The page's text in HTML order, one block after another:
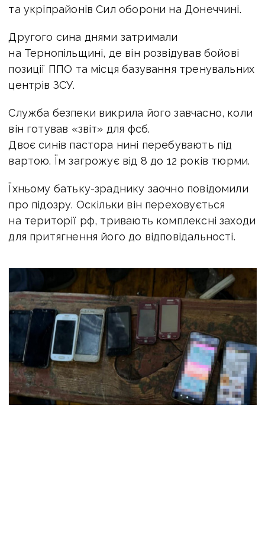
та укріпрайонів Сил оборони на Донеччині.
Другого сина днями затримали
на Тернопільщині, де він розвідував бойові
позиції ППО та місця базування тренувальних
центрів ЗСУ.
Служба безпеки викрила його завчасно, коли
він готував «звіт» для фсб.
Двоє синів пастора нині перебувають під
вартою. Їм загрожує від 8 до 12 років тюрми.
Їхньому батьку-зраднику заочно повідомили
про підозру. Оскільки він переховується
на території рф, тривають комплексні заходи
для притягнення його до відповідальності.